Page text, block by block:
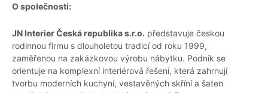
O společnosti:
JN Interier Česká republika s.r.o. představuje českou
rodinnou firmu s dlouholetou tradicí od roku 1999,
zaměřenou na zakázkovou výrobu nábytku. Podnik se
orientuje na komplexní interiérová řešení, která zahrnují
tvorbu moderních kuchyní, vestavěných skříní a šaten